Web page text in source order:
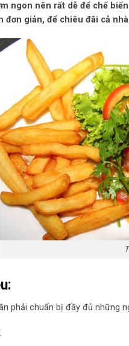
ngon nên rất dễ để chế
đơn giản, để chiêu đãi cả
phải chuẩn bị đầy đủ những